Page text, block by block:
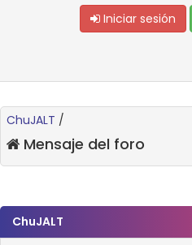
Iniciar sesión
ChuJALT /
Mensaje del foro
ChuJALT